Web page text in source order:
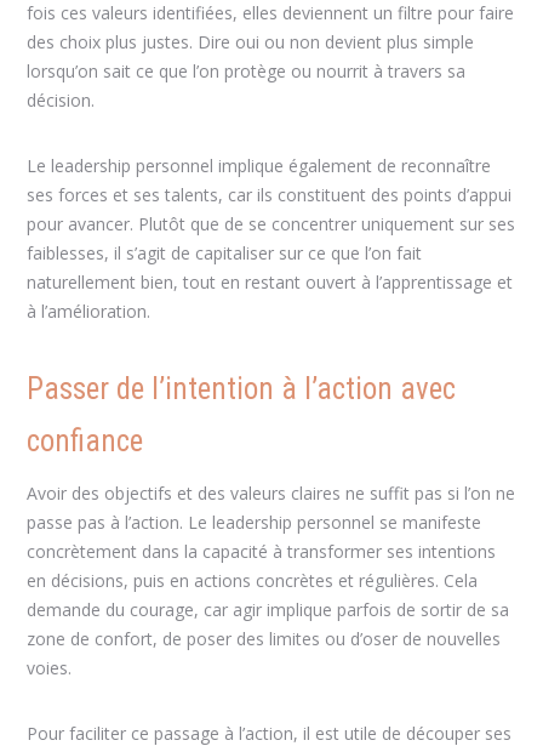
fois ces valeurs identifiées, elles deviennent un filtre pour faire
des choix plus justes. Dire oui ou non devient plus simple
lorsqu’on sait ce que l’on protège ou nourrit à travers sa
décision.
Le leadership personnel implique également de reconnaître
ses forces et ses talents, car ils constituent des points d’appui
pour avancer. Plutôt que de se concentrer uniquement sur ses
faiblesses, il s’agit de capitaliser sur ce que l’on fait
naturellement bien, tout en restant ouvert à l’apprentissage et
à l’amélioration.
Passer de l’intention à l’action avec
confiance
Avoir des objectifs et des valeurs claires ne suffit pas si l’on ne
passe pas à l’action. Le leadership personnel se manifeste
concrètement dans la capacité à transformer ses intentions
en décisions, puis en actions concrètes et régulières. Cela
demande du courage, car agir implique parfois de sortir de sa
zone de confort, de poser des limites ou d’oser de nouvelles
voies.
Pour faciliter ce passage à l’action, il est utile de découper ses